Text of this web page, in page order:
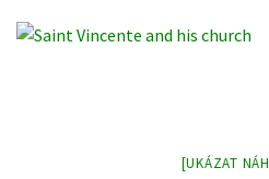
[UKÁZAT